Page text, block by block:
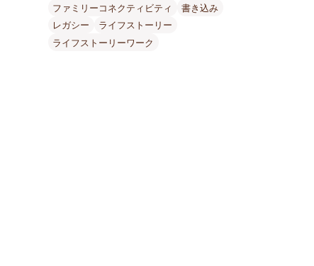
ファミリーコネクティビティ
書き込み
レガシー
ライフストーリー
ライフストーリーワーク